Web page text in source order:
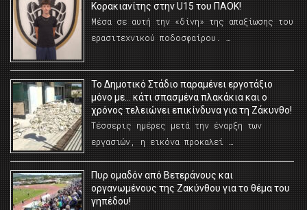
Κορακιανίτης στην U15 του ΠΑΟΚ!
Μέσα σε αυτή την «δίνη» της απαξίωσης του
ερασιτεχνικού ποδοσφαίρου. …
Το Δημοτικό Στάδιο παραμένει εργοτάξιο
μόνο με… κάτι σπασμένα πλακάκια και ο
χρόνος τελειώνει επικίνδυνα για τη Ζάκυνθο!
Τέσσερις ημέρες μετά την έναρξη των
εργασιών, η εικόνα προκαλεί …
Πυρ ομαδόν από Βετεράνους και
οργανωμένους της Ζακύνθου για το θέμα του
γηπέδου!